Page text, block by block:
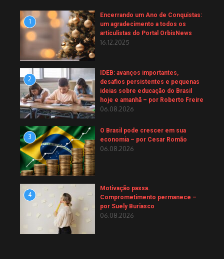
1
Encerrando um Ano de Conquistas:
um agradecimento a todos os
articulistas do Portal OrbisNews
16.12.2025
2
IDEB: avanços importantes,
desafios persistentes e pequenas
ideias sobre educação do Brasil
hoje e amanhã – por Roberto Freire
06.08.2026
3
O Brasil pode crescer em sua
economia – por Cesar Romão
06.08.2026
4
Motivação passa.
Comprometimento permanece –
por Suely Buriasco
06.08.2026